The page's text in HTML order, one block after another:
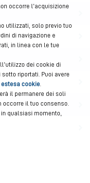
occorre l’acquisizione
utilizzati, solo previo tuo
di navigazione e
in linea con le tue
dei cookie di
riportati. Puoi avere
estesa cookie
il permanere dei soli
il tuo consenso.
qualsiasi momento,